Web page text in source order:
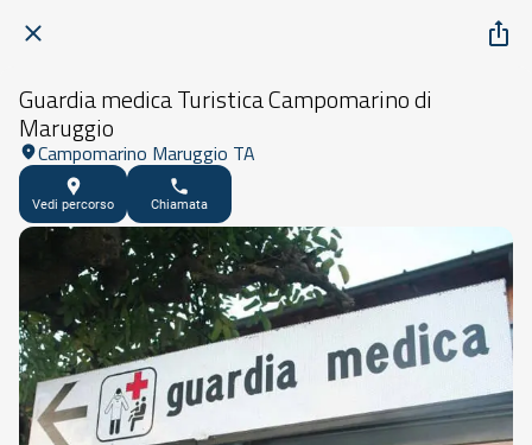
Guardia medica Turistica Campomarino di
Maruggio
Campomarino Maruggio TA
Vedi percorso Chiamata